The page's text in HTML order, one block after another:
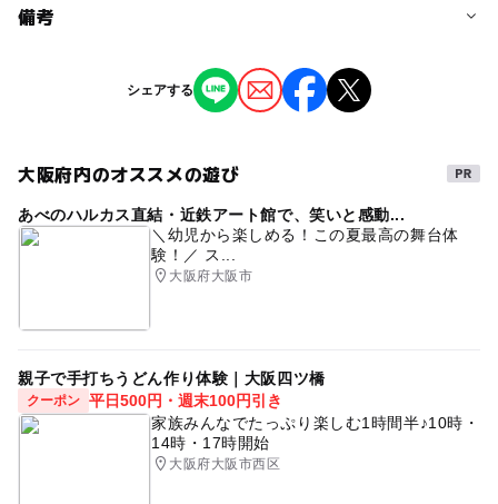
予約/応募
備考
※掲載の情報は天候や主催者側の都合などにより変更にな
ることがあります。
シェアする
大阪府内のオススメの遊び
あべのハルカス直結・近鉄アート館で、笑いと感動...
＼幼児から楽しめる！この夏最高の舞台体
験！／ ス...
大阪府大阪市
親子で手打ちうどん作り体験｜大阪四ツ橋
クーポン 平日500円・週末100円引き
家族みんなでたっぷり楽しむ1時間半♪10時・
14時・17時開始
大阪府大阪市西区